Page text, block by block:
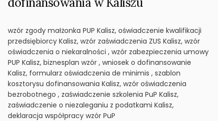
wzór zgody małżonka PUP Kalisz, oświadczenie kwalifikacji
przedsiębiorcy Kalisz, wzór zaświadczenia ZUS Kalisz, wzór
oświadczenia o niekaralności , wzór zabezpieczenia umowy
PUP Kalisz, biznesplan wzór , wniosek o dofinansowanie
Kalisz, formularz oświadczenia de minimis , szablon
kosztorysu dofinansowania Kalisz, wzór oświadczenia
bezrobotnego , zaświadczenie szkolenia PuP Kalisz,
zaświadczenie o niezaleganiu z podatkami Kalisz,
deklaracja współpracy wzór PuP